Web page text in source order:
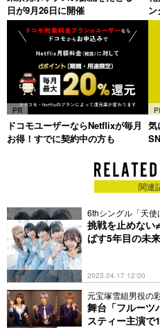
日が9月26日に開催
ン
PR
ドコモユーザーならNetflixが毎月
お得！すでに契約中の方も
気
関連
6thシングル「天
挑戦を止めない
ばす5年目の未
2023.04.17 12:00
元宝塚雪組男役の
加
舞台「フルーツ
スティー主演で